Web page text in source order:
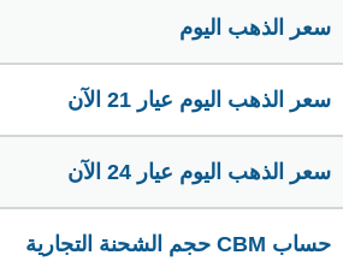
سعر الذهب اليوم
سعر الذهب اليوم عيار 21 الآن
سعر الذهب اليوم عيار 24 الآن
حساب CBM حجم الشحنة التجارية